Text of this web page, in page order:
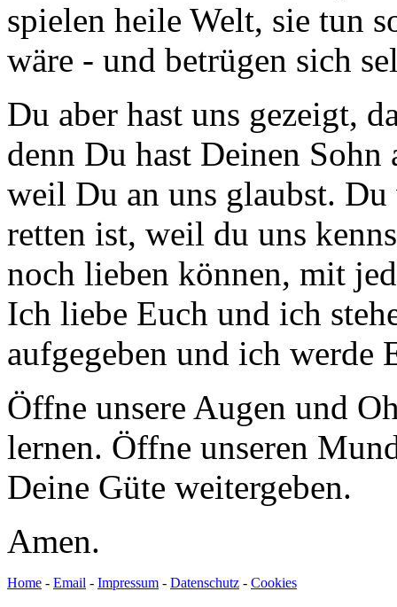
spielen heile Welt, sie tun
wäre - und betrügen sich
Du aber hast uns gezeigt,
denn Du hast Deinen
weil Du an uns glaubst.
retten ist, weil du uns
noch lieben können, mit
Ich liebe Euch und ich
aufgegeben und ich werde
Öffne unsere Augen und
lernen. Öffne unseren
Deine Güte weitergeben.
Amen.
Home - Email - Impressum - Datenschutz - Cookies